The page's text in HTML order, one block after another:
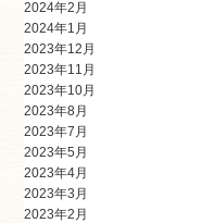
2024年2月
2024年1月
2023年12月
2023年11月
2023年10月
2023年8月
2023年7月
2023年5月
2023年4月
2023年3月
2023年2月